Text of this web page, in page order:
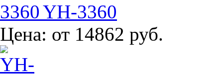
YH-3360
Цена: от 14862 руб.